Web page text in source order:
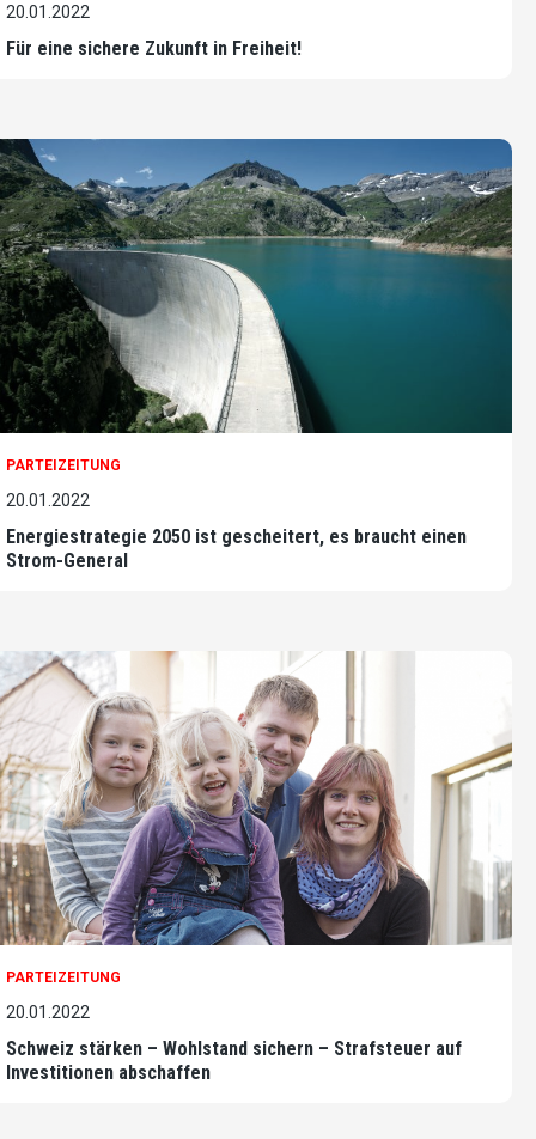
20.01.2022
Für eine sichere Zukunft in Freiheit!
PARTEIZEITUNG
20.01.2022
Energiestrategie 2050 ist gescheitert, es braucht einen
Strom-General
PARTEIZEITUNG
20.01.2022
Schweiz stärken – Wohlstand sichern – Strafsteuer auf
Investitionen abschaffen